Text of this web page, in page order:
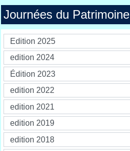
Journées du Patrimoine